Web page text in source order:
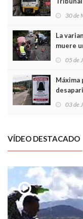
30 de
La
muere
frontal
05 de
Máxima
03 de
VÍDEO DESTACADO